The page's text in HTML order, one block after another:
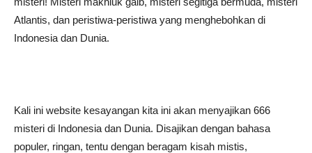
Atlantis, dan peristiwa-peristiwa yang menghebohkan di
Indonesia dan Dunia.
Kali ini website kesayangan kita ini akan menyajikan 666
misteri di Indonesia dan Dunia. Disajikan dengan bahasa
populer, ringan, tentu dengan beragam kisah mistis,